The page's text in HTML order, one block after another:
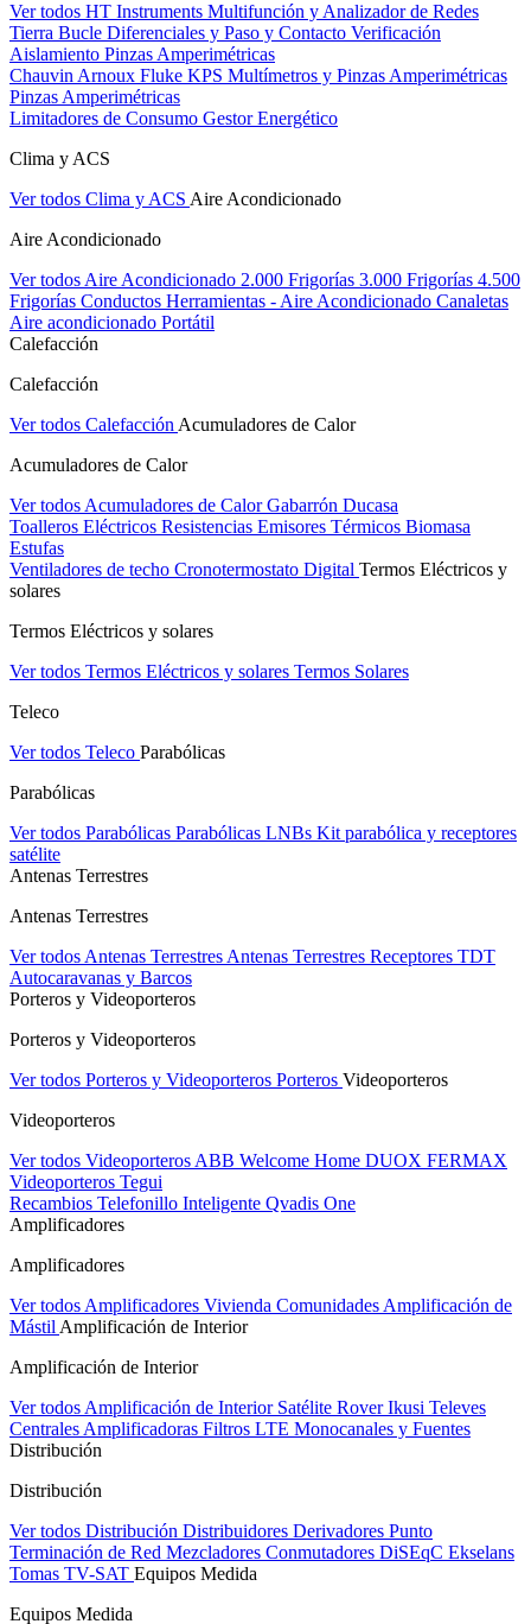
Ver todos HT Instruments Multifunción y Analizador de Redes
Tierra Bucle Diferenciales y Paso y Contacto Verificación
Aislamiento Pinzas Amperimétricas
Chauvin Arnoux Fluke KPS Multímetros y Pinzas Amperimétricas
Pinzas Amperimétricas
Limitadores de Consumo Gestor Energético
Clima y ACS
Ver todos Clima y ACS Aire Acondicionado
Aire Acondicionado
Ver todos Aire Acondicionado 2.000 Frigorías 3.000 Frigorías 4.500
Frigorías Conductos Herramientas - Aire Acondicionado Canaletas
Aire acondicionado Portátil
Calefacción
Calefacción
Ver todos Calefacción Acumuladores de Calor
Acumuladores de Calor
Ver todos Acumuladores de CalorGabarrón Ducasa
Toalleros Eléctricos Resistencias Emisores Térmicos Biomasa
Estufas
Ventiladores de techo Cronotermostato Digital Termos Eléctricos y
solares
Termos Eléctricos y solares
Ver todos Termos Eléctricos y solares Termos Solares
Teleco
Ver todos Teleco Parabólicas
Parabólicas
Ver todos Parabólicas Parabólicas LNBs Kit parabólica y receptores
satélite
Antenas Terrestres
Antenas Terrestres
Ver todos Antenas Terrestres Antenas Terrestres Receptores TDT
Autocaravanas y Barcos
Porteros y Videoporteros
Porteros y Videoporteros
Ver todos Porteros y Videoporteros Porteros Videoporteros
Videoporteros
Ver todos Videoporteros ABB Welcome Home DUOX FERMAX
Videoporteros Tegui
Recambios Telefonillo Inteligente Qvadis One
Amplificadores
Amplificadores
Ver todos Amplificadores Vivienda Comunidades Amplificación de
Mástil Amplificación de Interior
Amplificación de Interior
Ver todos Amplificación de Interior Satélite RoverIkusi Televes
Centrales Amplificadoras Filtros LTE Monocanales y Fuentes
Distribución
Distribución
Ver todos Distribución Distribuidores Derivadores Punto
Terminación de Red Mezcladores Conmutadores DiSEqC Ekselans
Tomas TV-SAT Equipos Medida
Equipos Medida